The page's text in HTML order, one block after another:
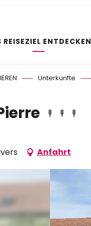
REISEZIEL ENTDECKEN
Unterkünfte
Anfahrt